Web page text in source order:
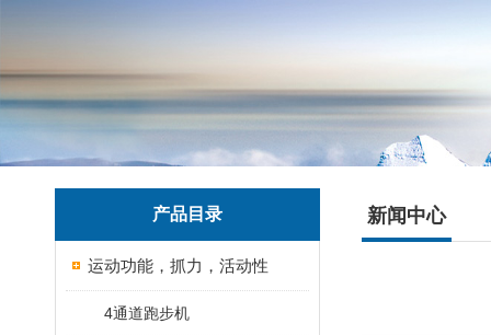
产品目录
运动功能，抓力，活动性
4通道跑步机
新闻中心